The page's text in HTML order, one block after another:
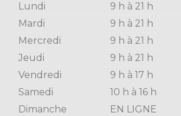
Lundi
9 h à 21 h
Mardi
9 h à 21 h
Mercredi
9 h à 21 h
Jeudi
9 h à 21 h
Vendredi
9 h à 17 h
Samedi
10 h à 16 h
Dimanche
EN LIGNE